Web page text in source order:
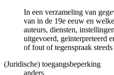
In een verzameling van
van in de 19e eeuw en
auteurs, diensten,
uitgevoerd, geïnterpreteerd
of fout of tegenspraak
(Juridische) toegangsbeperking
anders